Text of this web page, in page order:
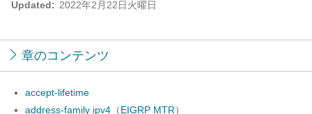
Updated: 2022年2月22日火曜日
章のコンテンツ
accept-lifetime
address-family ipv4（EIGRP MTR）